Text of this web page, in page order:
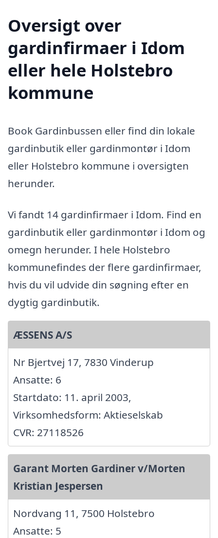
Oversigt over
gardinfirmaer i Idom
eller hele Holstebro
kommune
Book Gardinbussen eller find din lokale
gardinbutik eller gardinmontør i Idom
eller Holstebro kommune i oversigten
herunder.
Vi fandt 14 gardinfirmaer i Idom. Find en
gardinbutik eller gardinmontør i Idom og
omegn herunder. I hele Holstebro
kommunefindes der flere gardinfirmaer,
hvis du vil udvide din søgning efter en
dygtig gardinbutik.
ÆSSENS A/S
Nr Bjertvej 17, 7830 Vinderup
Ansatte: 6
Startdato: 11. april 2003,
Virksomhedsform: Aktieselskab
CVR: 27118526
Garant Morten Gardiner v/Morten
Kristian Jespersen
Nordvang 11, 7500 Holstebro
Ansatte: 5